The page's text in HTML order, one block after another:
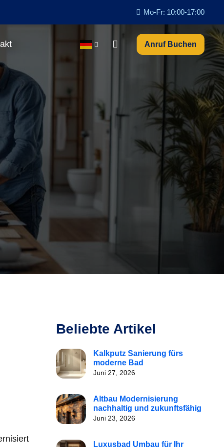
Mo-Fr: 10:00-17:00
Anruf Buchen
Beliebte Artikel
Kalkputz Sanierung fürs
moderne Bad
Juni 27, 2026
Altbau Modernisierung
nachhaltig und zukunftsfähig
Juni 23, 2026
Luxusbad Umbau für Ihr